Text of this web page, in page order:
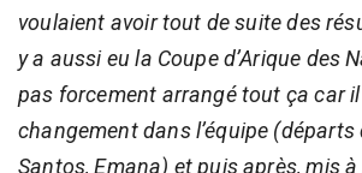
voulaient avoir tout de suite des
y a aussi eu la Coupe d’Arique des
pas forcement arrangé tout ça car il
changement dans l’équipe (départs
Santos, Emana) et puis après, mis